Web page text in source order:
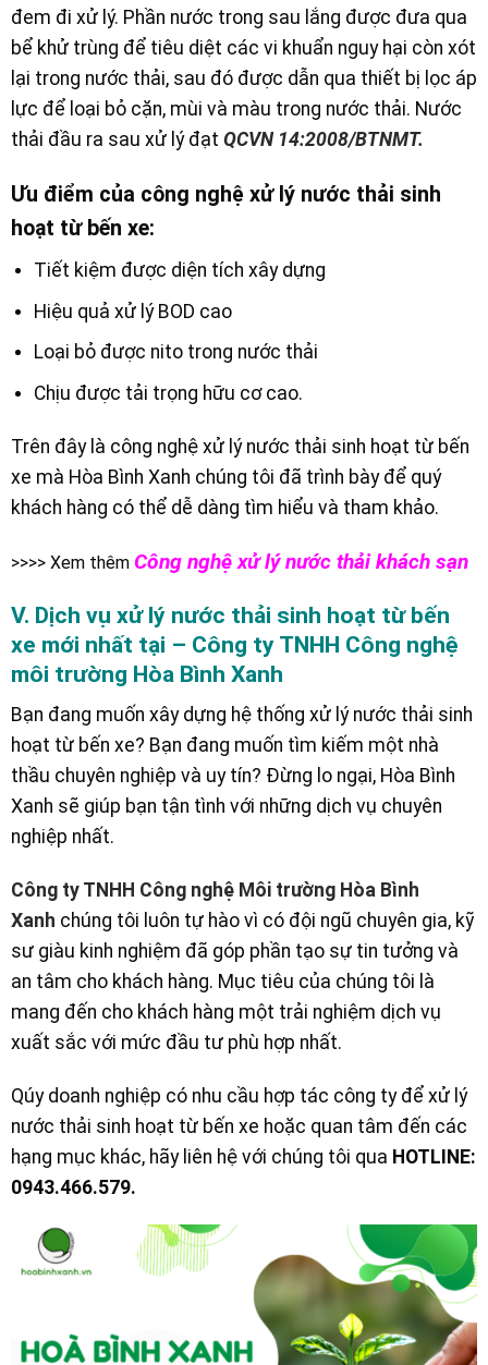
đem đi xử lý. Phần nước trong sau lắng được đưa qua
bể khử trùng để tiêu diệt các vi khuẩn nguy hại còn xót
lại trong nước thải, sau đó được dẫn qua thiết bị lọc áp
lực để loại bỏ cặn, mùi và màu trong nước thải. Nước
thải đầu ra sau xử lý đạt QCVN 14:2008/BTNMT.
Ưu điểm của công nghệ xử lý nước thải sinh
hoạt từ bến xe:
Tiết kiệm được diện tích xây dựng
Hiệu quả xử lý BOD cao
Loại bỏ được nito trong nước thải
Chịu được tải trọng hữu cơ cao.
Trên đây là công nghệ xử lý nước thải sinh hoạt từ bến
xe mà Hòa Bình Xanh chúng tôi đã trình bày để quý
khách hàng có thể dễ dàng tìm hiểu và tham khảo.
>>>> Xem thêm Công nghệ xử lý nước thải khách sạn
V. Dịch vụ xử lý nước thải sinh hoạt từ bến
xe mới nhất tại – Công ty TNHH Công nghệ
môi trường Hòa Bình Xanh
Bạn đang muốn xây dựng hệ thống xử lý nước thải sinh
hoạt từ bến xe? Bạn đang muốn tìm kiếm một nhà
thầu chuyên nghiệp và uy tín? Đừng lo ngại, Hòa Bình
Xanh sẽ giúp bạn tận tình với những dịch vụ chuyên
nghiệp nhất.
Công ty TNHH Công nghệ Môi trường Hòa Bình
Xanh chúng tôi luôn tự hào vì có đội ngũ chuyên gia, kỹ
sư giàu kinh nghiệm đã góp phần tạo sự tin tưởng và
an tâm cho khách hàng. Mục tiêu của chúng tôi là
mang đến cho khách hàng một trải nghiệm dịch vụ
xuất sắc với mức đầu tư phù hợp nhất.
Qúy doanh nghiệp có nhu cầu hợp tác công ty để xử lý
nước thải sinh hoạt từ bến xe hoặc quan tâm đến các
hạng mục khác, hãy liên hệ với chúng tôi qua HOTLINE:
0943.466.579.